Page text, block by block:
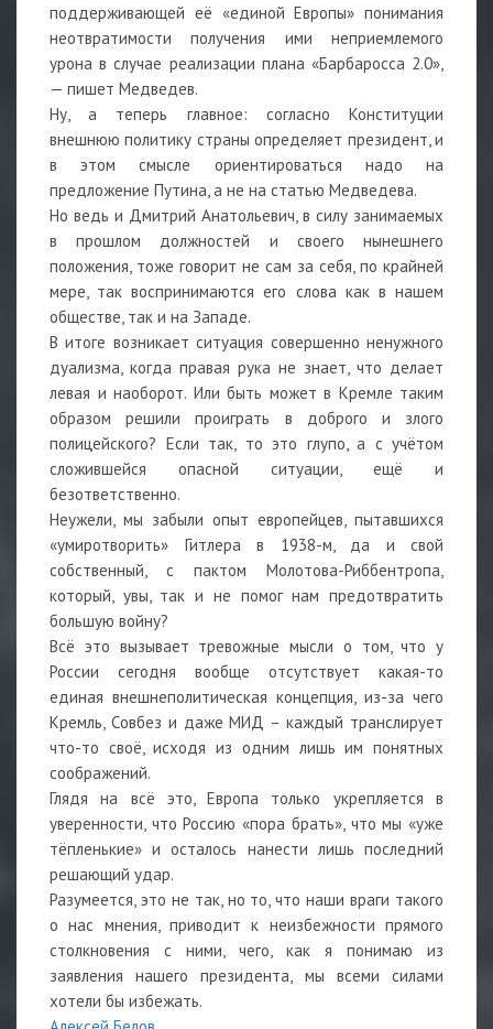
поддерживающей её «единой Европы» понимания
неотвратимости получения ими неприемлемого
урона в случае реализации плана «Барбаросса 2.0»,
— пишет Медведев.
Ну, а теперь главное: согласно Конституции
внешнюю политику страны определяет президент, и
в этом смысле ориентироваться надо на
предложение Путина, а не на статью Медведева.
Но ведь и Дмитрий Анатольевич, в силу занимаемых
в прошлом должностей и своего нынешнего
положения, тоже говорит не сам за себя, по крайней
мере, так воспринимаются его слова как в нашем
обществе, так и на Западе.
В итоге возникает ситуация совершенно ненужного
дуализма, когда правая рука не знает, что делает
левая и наоборот. Или быть может в Кремле таким
образом решили проиграть в доброго и злого
полицейского? Если так, то это глупо, а с учётом
сложившейся опасной ситуации, ещё и
безответственно.
Неужели, мы забыли опыт европейцев, пытавшихся
«умиротворить» Гитлера в 1938-м, да и свой
собственный, с пактом Молотова-Риббентропа,
который, увы, так и не помог нам предотвратить
большую войну?
Всё это вызывает тревожные мысли о том, что у
России сегодня вообще отсутствует какая-то
единая внешнеполитическая концепция, из-за чего
Кремль, Совбез и даже МИД – каждый транслирует
что-то своё, исходя из одним лишь им понятных
соображений.
Глядя на всё это, Европа только укрепляется в
уверенности, что Россию «пора брать», что мы «уже
тёпленькие» и осталось нанести лишь последний
решающий удар.
Разумеется, это не так, но то, что наши враги такого
о нас мнения, приводит к неизбежности прямого
столкновения с ними, чего, как я понимаю из
заявления нашего президента, мы всеми силами
хотели бы избежать.